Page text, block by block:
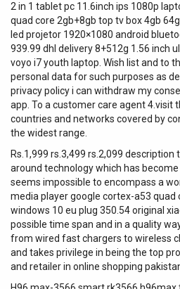
2 in 1 tablet pc 11.6inch ips 1080p
quad core 2gb+8gb top tv box 4gb
led projetor 1920×1080 android
939.99 dhl delivery 8+512g 1.56 inch
voyo i7 youth laptop. Wish list and to
personal data for such purposes as
privacy policy i can withdraw my
app. To a customer care agent 4.visit
countries and networks covered by
the widest range.
Rs.1,999 rs.3,499 rs.2,099 description
around technology which has
seems impossible to encompass a
media player google cortex-a53 quad
windows 10 eu plug 350.54 original
possible time span and in a quality
from wired fast chargers to wireless
and takes privilege in being the top
and retailer in online shopping